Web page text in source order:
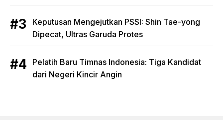
Keputusan Mengejutkan PSSI: Shin Tae-yong
Dipecat, Ultras Garuda Protes
Pelatih Baru Timnas Indonesia: Tiga Kandidat
dari Negeri Kincir Angin